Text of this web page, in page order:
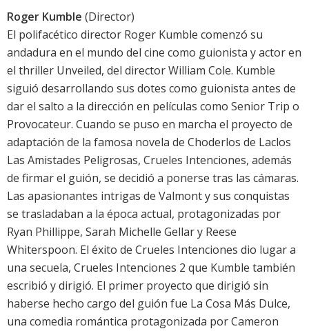
Roger Kumble (Director)
El polifacético director Roger Kumble comenzó su
andadura en el mundo del cine como guionista y actor en
el thriller Unveiled, del director William Cole. Kumble
siguió desarrollando sus dotes como guionista antes de
dar el salto a la dirección en películas como Senior Trip o
Provocateur. Cuando se puso en marcha el proyecto de
adaptación de la famosa novela de Choderlos de Laclos
Las Amistades Peligrosas, Crueles Intenciones, además
de firmar el guión, se decidió a ponerse tras las cámaras.
Las apasionantes intrigas de Valmont y sus conquistas
se trasladaban a la época actual, protagonizadas por
Ryan Phillippe, Sarah Michelle Gellar y Reese
Whiterspoon. El éxito de Crueles Intenciones dio lugar a
una secuela, Crueles Intenciones 2 que Kumble también
escribió y dirigió. El primer proyecto que dirigió sin
haberse hecho cargo del guión fue La Cosa Más Dulce,
una comedia romántica protagonizada por Cameron